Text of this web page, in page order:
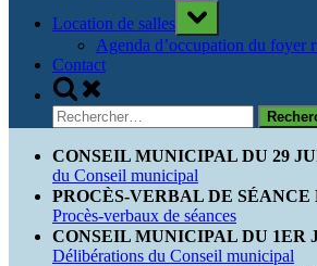
Location de salles
Toggle
sub-
menu
Agenda d’occupation du foyer
Contact
Toggle
search
form
Rechercher :
CONSEIL MUNICIPAL DU 29
du Conseil municipal
PROCÈS-VERBAL DE SÉANCE
Procès-verbaux de séances
CONSEIL MUNICIPAL DU 1ER
Délibérations du Conseil municipal